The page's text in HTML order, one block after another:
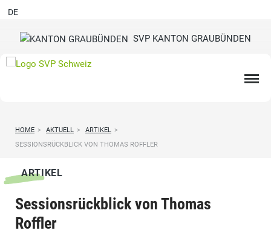
SVP KANTON GRAUBÜNDEN
DE
HOME > AKTUELL > ARTIKEL >
SESSIONSRÜCKBLICK VON THOMAS ROFFLER
ARTIKEL
Sessionsrückblick von Thomas
Roffler